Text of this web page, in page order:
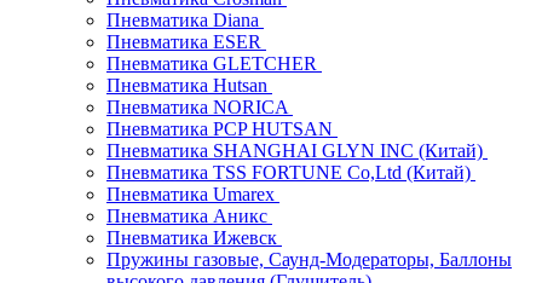
Пневматика Diana
Пневматика ESER
Пневматика GLETCHER
Пневматика Hutsan
Пневматика NORICA
Пневматика PCP HUTSAN
Пневматика SHANGHAI GLYN INC (Китай)
Пневматика TSS FORTUNE Co,Ltd (Китай)
Пневматика Umarex
Пневматика Аникс
Пневматика Ижевск
Пружины газовые, Саунд-Модераторы, Баллоны